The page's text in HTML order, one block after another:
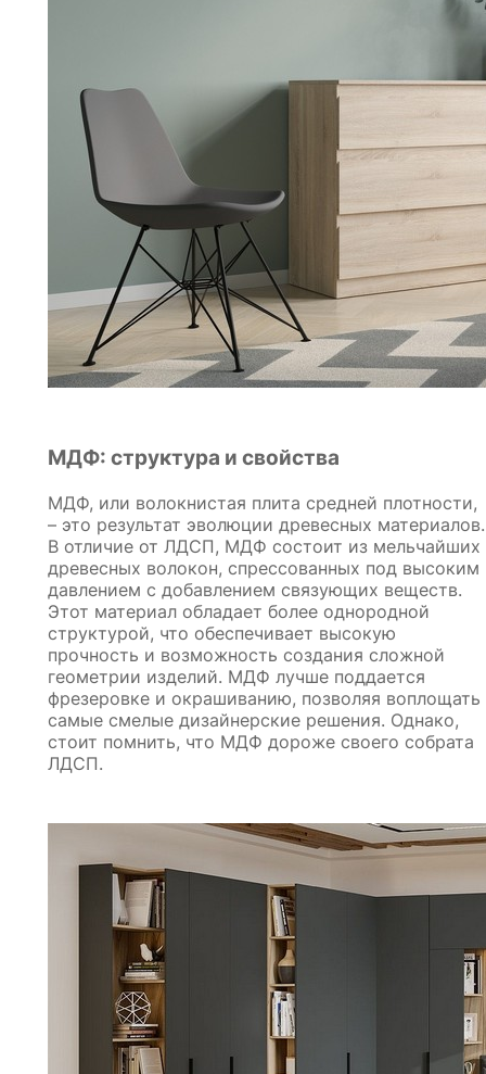
МДФ: структура и свойства
МДФ, или волокнистая плита средней плотности,
– это результат эволюции древесных материалов.
В отличие от ЛДСП, МДФ состоит из мельчайших
древесных волокон, спрессованных под высоким
давлением с добавлением связующих веществ.
Этот материал обладает более однородной
структурой, что обеспечивает высокую
прочность и возможность создания сложной
геометрии изделий. МДФ лучше поддается
фрезеровке и окрашиванию, позволяя воплощать
самые смелые дизайнерские решения. Однако,
стоит помнить, что МДФ дороже своего собрата
ЛДСП.